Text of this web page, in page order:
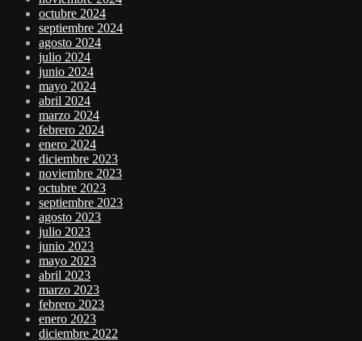
octubre 2024
septiembre 2024
agosto 2024
julio 2024
junio 2024
mayo 2024
abril 2024
marzo 2024
febrero 2024
enero 2024
diciembre 2023
noviembre 2023
octubre 2023
septiembre 2023
agosto 2023
julio 2023
junio 2023
mayo 2023
abril 2023
marzo 2023
febrero 2023
enero 2023
diciembre 2022